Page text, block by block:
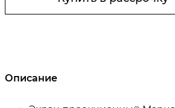
Описание